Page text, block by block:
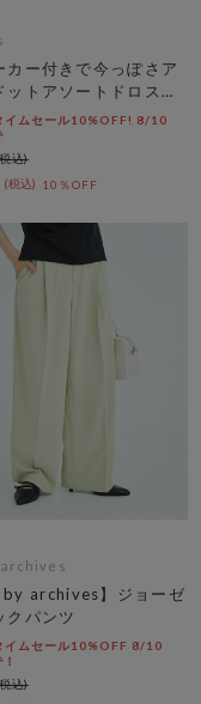
カー付きで今っぽさア
ットアソートドロスト
ュニック
イムセール10%OFF! 8/10
10％OFF
by archives】ジョーゼ
クパンツ
イムセール10%OFF 8/10